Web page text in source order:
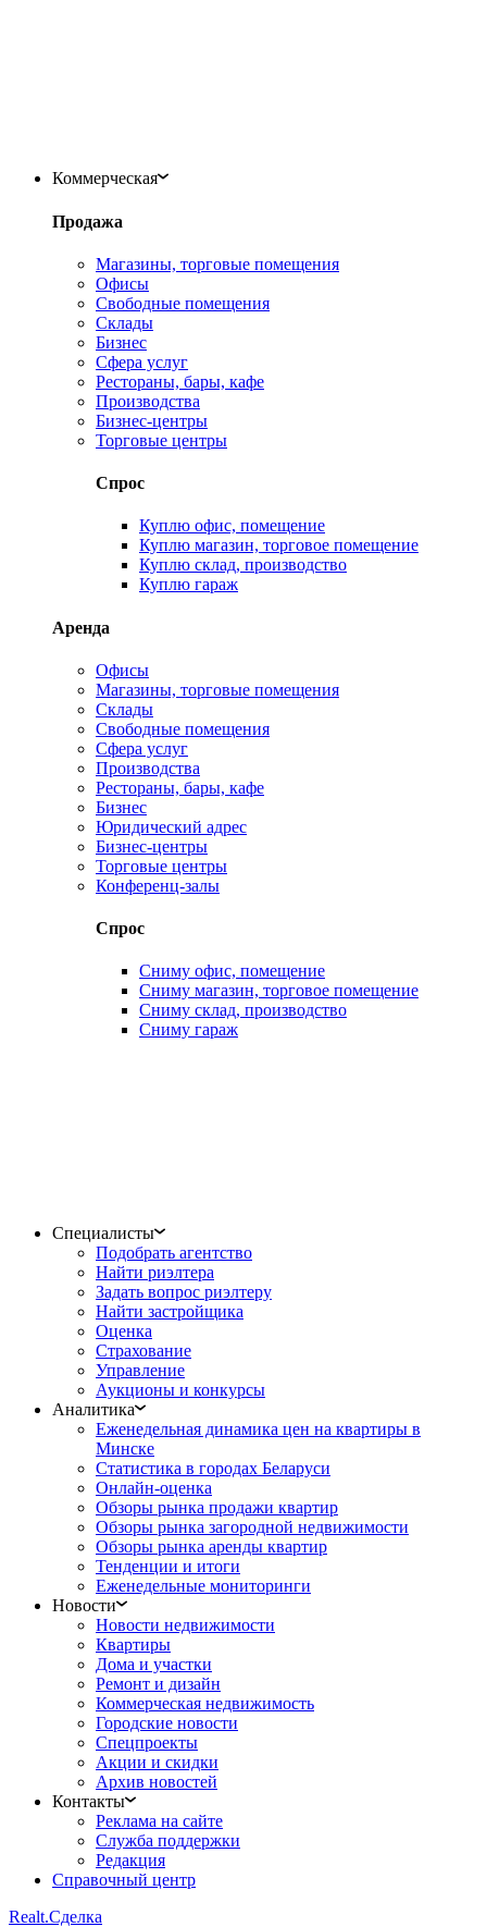
Коммерческая
Продажа
Магазины, торговые помещения
Офисы
Свободные помещения
Склады
Бизнес
Сфера услуг
Рестораны, бары, кафе
Производства
Бизнес-центры
Торговые центры
Спрос
Куплю офис, помещение
Куплю магазин, торговое помещение
Куплю склад, производство
Куплю гараж
Аренда
Офисы
Магазины, торговые помещения
Склады
Свободные помещения
Сфера услуг
Производства
Рестораны, бары, кафе
Бизнес
Юридический адрес
Бизнес-центры
Торговые центры
Конференц-залы
Спрос
Сниму офис, помещение
Сниму магазин, торговое помещение
Сниму склад, производство
Сниму гараж
Специалисты
Подобрать агентство
Найти риэлтера
Задать вопрос риэлтеру
Найти застройщика
Оценка
Страхование
Управление
Аукционы и конкурсы
Аналитика
Еженедельная динамика цен на квартиры в
Минске
Статистика в городах Беларуси
Онлайн-оценка
Обзоры рынка продажи квартир
Обзоры рынка загородной недвижимости
Обзоры рынка аренды квартир
Тенденции и итоги
Еженедельные мониторинги
Новости
Новости недвижимости
Квартиры
Дома и участки
Ремонт и дизайн
Коммерческая недвижимость
Городские новости
Спецпроекты
Акции и скидки
Архив новостей
Контакты
Реклама на сайте
Служба поддержки
Редакция
Справочный центр
Realt.Сделка